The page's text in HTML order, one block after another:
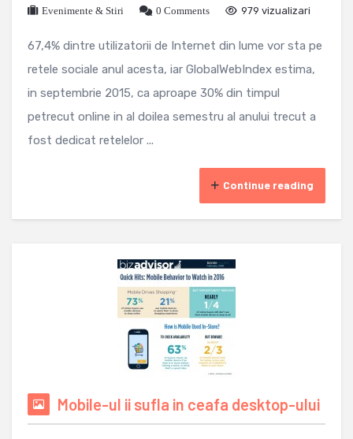
Evenimente & Stiri
0 Comments 979 vizualizari
67,4% dintre utilizatorii de Internet din lume vor sta pe
retele sociale anul acesta, iar GlobalWebIndex estima,
in septembrie 2015, ca aproape 30% din timpul
petrecut online in al doilea semestru al anului trecut a
fost dedicat retelelor ...
Continue reading
Mobile-ul ii sufla in ceafa desktop-ului